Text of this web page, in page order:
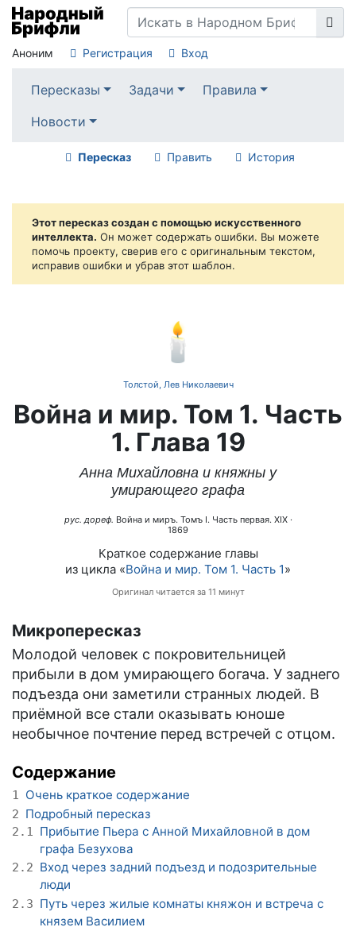
Аноним Регистрация Вход
Пересказы Задачи
Правила
Новости
Пересказ Править История
Этот пересказ создан с помощью искусственного
интеллекта. Он может содержать ошибки. Вы можете
помочь проекту, сверив его с оригинальным текстом,
исправив ошибки и убрав этот шаблон.
🕯️
Толстой, Лев Николаевич
Война и мир. Том 1. Часть
1. Глава 19
Анна Михайловна и княжны у
умирающего графа
рус. дореф. Война и миръ. Томъ I. Часть первая. XIX·
1869
Краткое содержание главы
из цикла «Война и мир. Том 1. Часть 1»
Оригинал читается за 11 минут
Микропересказ
Молодой человек с покровительницей
прибыли в дом умирающего богача. У заднего
подъезда они заметили странных людей. В
приёмной все стали оказывать юноше
необычное почтение перед встречей с отцом.
Содержание
1 Очень краткое содержание
2 Подробный пересказ
2.1 Прибытие Пьера с Анной Михайловной в дом
графа Безухова
2.2 Вход через задний подъезд и подозрительные
люди
2.3 Путь через жилые комнаты княжон и встреча с
князем Василием